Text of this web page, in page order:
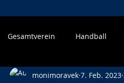
Gesamtverein Handball
monimoravek 7. Feb. 2023